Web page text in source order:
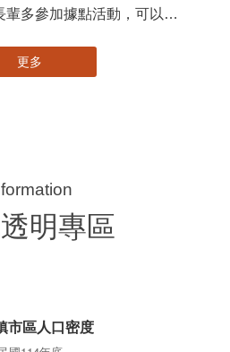
輩多參加據點活動，可以更
更多
明專區